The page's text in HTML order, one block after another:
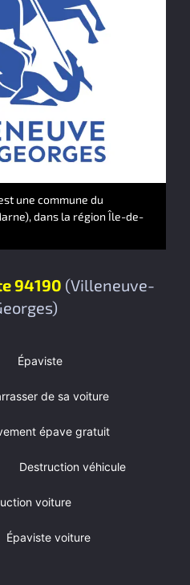
94190 (Villeneuve-
Épaviste
de sa voiture
épave gratuit
Destruction véhicule
voiture
Épaviste voiture
une commune du
dans la région Île-de-